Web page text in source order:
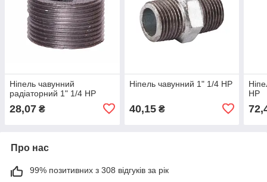
Ніпель чавунний
радіаторний 1" 1/4 НР
28,07 ₴
Ніпель чавунний 1" 1/4 НР
40,15₴
НР
Про нас
99% позитивних з 308 відгуків за рік